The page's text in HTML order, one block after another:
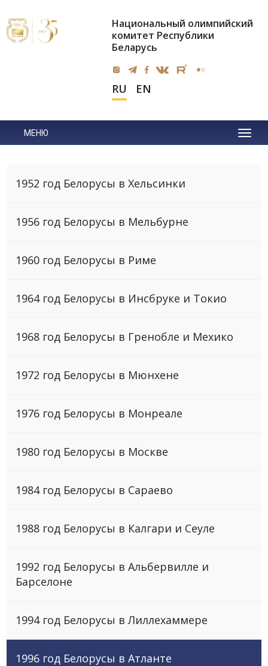
Национальный олимпийский
комитет Республики
Беларусь
RU EN
МЕНЮ
1952 год Белорусы в Хельсинки
1956 год Белорусы в Мельбурне
1960 год Белорусы в Риме
1964 год Белорусы в Инсбруке и Токио
1968 год Белорусы в Гренобле и Мехико
1972 год Белорусы в Мюнхене
1976 год Белорусы в Монреале
1980 год Белорусы в Москве
1984 год Белорусы в Сараево
1988 год Белорусы в Калгари и Сеуле
1992 год Белорусы в Альбервилле и
Барселоне
1994 год Белорусы в Лиллехаммере
1996 год Белорусы в Атланте